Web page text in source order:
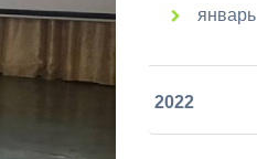
январь
2022